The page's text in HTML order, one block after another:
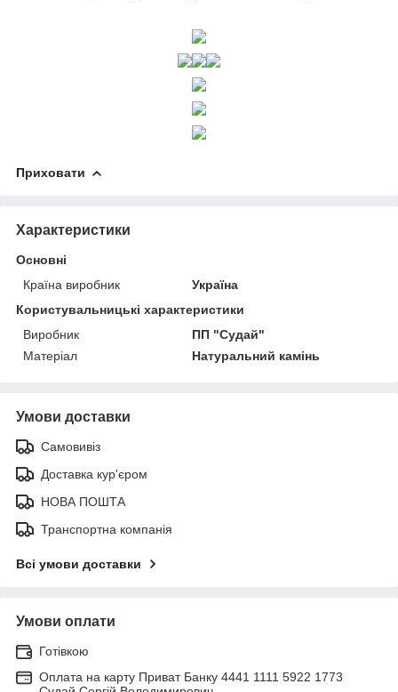
Приховати
Характеристики
Основні
Країна виробник
Україна
Користувальницькі характеристики
Виробник
ПП "Судай"
Матеріал
Натуральний камінь
Умови доставки
Самовивіз
Доставка кур'єром
НОВА ПОШТА
Транспортна компанія
Всі умови доставки
Умови оплати
Готівкою
Оплата на карту Приват Банку 4441 1111 5922 1773